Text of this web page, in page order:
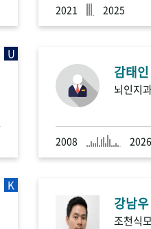
2021 2025
U
감태인
뇌인지
2008 2026
K
강남우
조천식